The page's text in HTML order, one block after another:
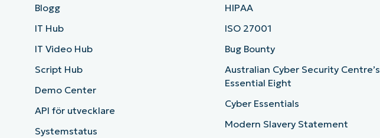
Blogg
IT Hub
IT Video Hub
Script Hub
Demo Center
API för utvecklare
Systemstatus
HIPAA
ISO 27001
Bug Bounty
Australian Cyber Security Centre’s
Essential Eight
Cyber Essentials
Modern Slavery Statement